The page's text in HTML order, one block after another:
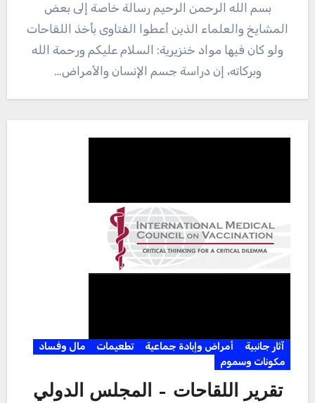
بسم الله الرحمن الرحيم رسالة خاصة إلى بعض
المشايخ والعلماء الذين أعطوا الفتاوى بأخذ اللقاحات
ولو كان فيها مواد خنزيرية: السلام عليكم ورحمة الله
وبركاته، إن دراسة جسم الإنسان والأمراض…
آثار جانبية أمراض وإبادة جماعية تطعيمات
مال وفساد
مكونات وسموم
تقرير اللقاحات – المجلس الدولي